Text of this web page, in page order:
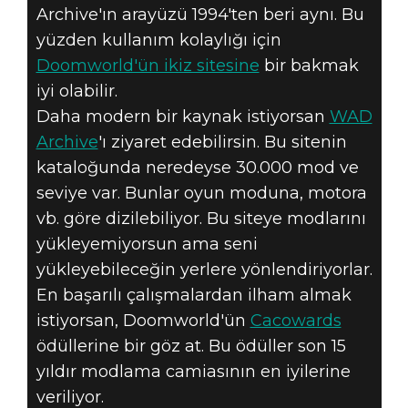
Archive'ın arayüzü 1994'ten beri aynı. Bu
yüzden kullanım kolaylığı için
Doomworld'ün ikiz sitesine bir bakmak
iyi olabilir.
Daha modern bir kaynak istiyorsan WAD
Archive'ı ziyaret edebilirsin. Bu sitenin
kataloğunda neredeyse 30.000 mod ve
seviye var. Bunlar oyun moduna, motora
vb. göre dizilebiliyor. Bu siteye modlarını
yükleyemiyorsun ama seni
yükleyebileceğin yerlere yönlendiriyorlar.
En başarılı çalışmalardan ilham almak
istiyorsan, Doomworld'ün Cacowards
ödüllerine bir göz at. Bu ödüller son 15
yıldır modlama camiasının en iyilerine
veriliyor.